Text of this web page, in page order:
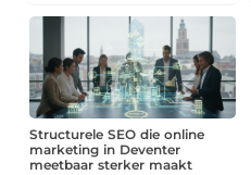
Structurele SEO die online
marketing in Deventer
meetbaar sterker maakt